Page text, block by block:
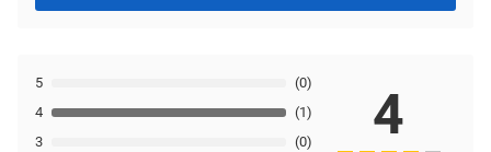
3 (0)
4 (1)
5 (0)
4